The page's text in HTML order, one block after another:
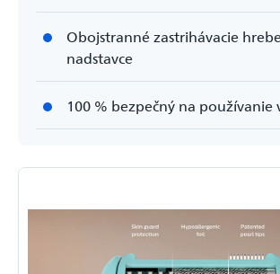
Obojstranné zastrihávacie
nadstavce
100 % bezpečný na používanie